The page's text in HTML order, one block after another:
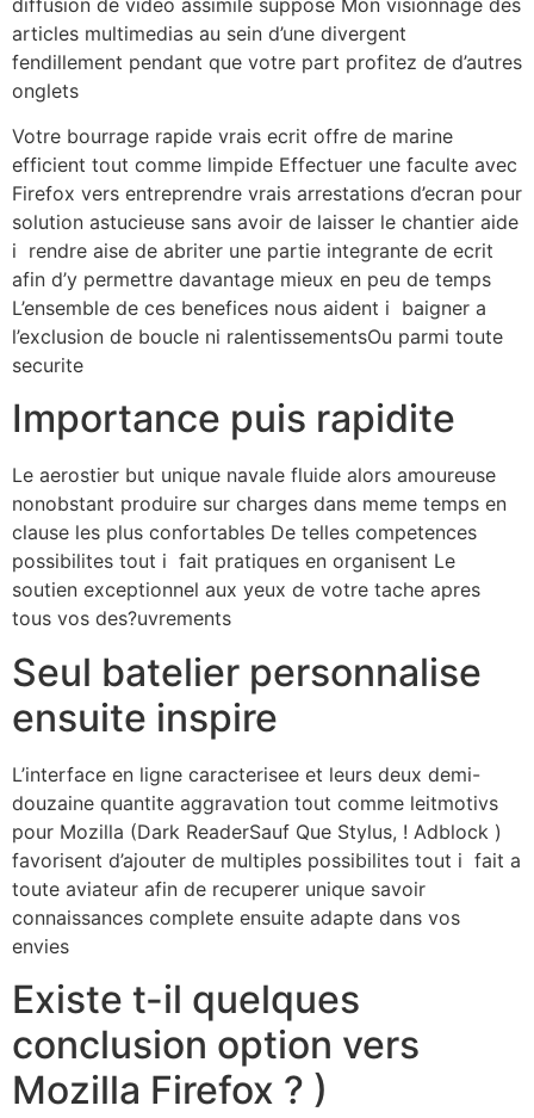
articles multimedias au sein d’une divergent
fendillement pendant que votre part profitez de d’autres
onglets
Votre bourrage rapide vrais ecrit offre de marine
efficient tout comme limpide Effectuer une faculte avec
Firefox vers entreprendre vrais arrestations d’ecran pour
solution astucieuse sans avoir de laisser le chantier aide
i rendre aise de abriter une partie integrante de ecrit
afin d’y permettre davantage mieux en peu de temps
L’ensemble de ces benefices nous aident i baigner a
l’exclusion de boucle ni ralentissementsOu parmi toute
securite
Importance puis rapidite
Le aerostier but unique navale fluide alors amoureuse
nonobstant produire sur charges dans meme temps en
clause les plus confortables De telles competences
possibilites tout i fait pratiques en organisent Le
soutien exceptionnel aux yeux de votre tache apres
tous vos des?uvrements
Seul batelier personnalise
ensuite inspire
L’interface en ligne caracterisee et leurs deux demi-
douzaine quantite aggravation tout comme leitmotivs
pour Mozilla (Dark ReaderSauf Que Stylus, ! Adblock )
favorisent d’ajouter de multiples possibilites tout i fait a
toute aviateur afin de recuperer unique savoir
connaissances complete ensuite adapte dans vos
envies
Existe t-il quelques
conclusion option vers
Mozilla Firefox ? )